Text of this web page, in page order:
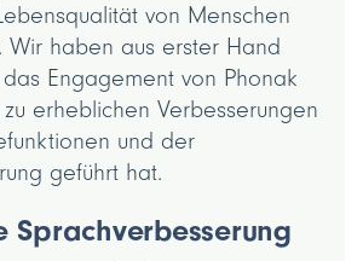
von Menschen
Wir haben aus erster Hand
Engagement von Phonak
erheblichen Verbesserungen
und der
geführt hat.
Sprachverbesserung